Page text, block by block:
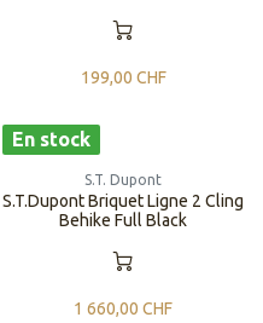
199,00 CHF
En stock
S.T. Dupont
S.T.Dupont Briquet Ligne 2 Cling
Behike Full Black
1 660,00 CHF